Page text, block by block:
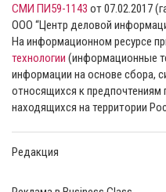
СМИ ПИ59-1143 от 07.02.2017
ООО “Центр деловой
На информационном ресурсе
технологии (информационные
информации на основе сбора,
относящихся к предпочтениям
находящихся на территории
Редакция